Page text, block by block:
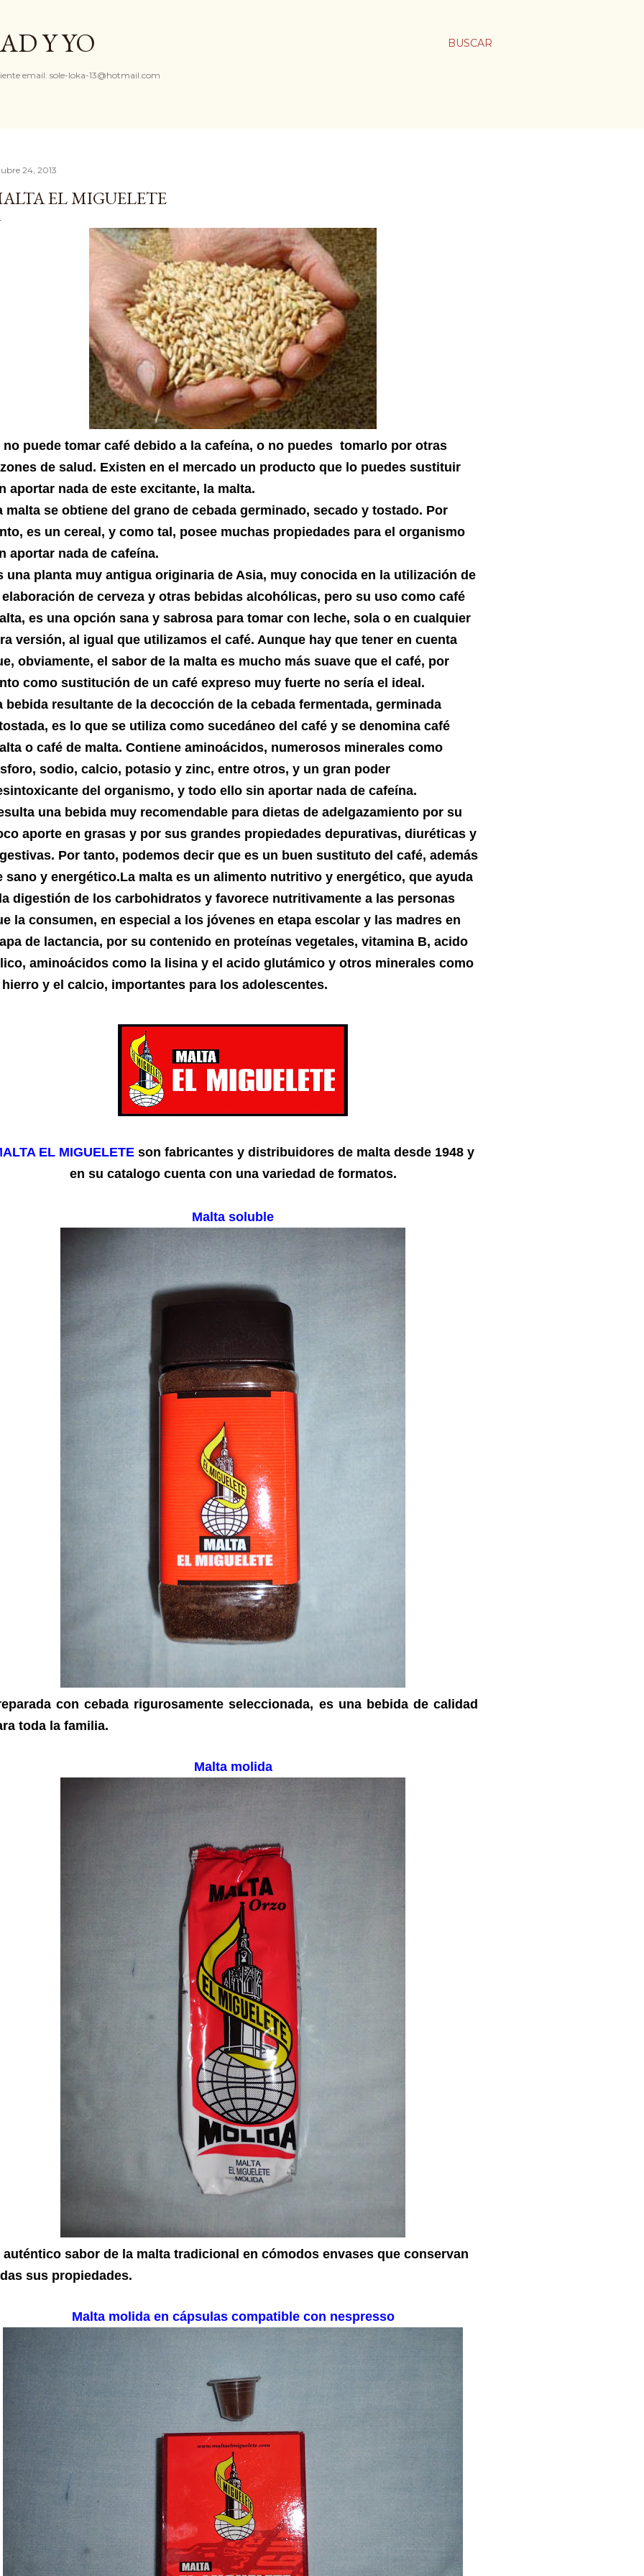
BUSCAR
Y YO
email: sole-loka-13@hotmail.com
24, 2013
EL MIGUELETE
no puede tomar café debido a la cafeína, o no puedes tomarlo por otras
de salud. Existen en el mercado un producto que lo puedes sustituir
aportar nada de este excitante, la malta.
malta se obtiene del grano de cebada germinado, secado y tostado. Por
es un cereal, y como tal, posee muchas propiedades para el organismo
aportar nada de cafeína.
una planta muy antigua originaria de Asia, muy conocida en la utilización de
de cerveza y otras bebidas alcohólicas, pero su uso como café
es una opción sana y sabrosa para tomar con leche, sola o en cualquier
versión, al igual que utilizamos el café. Aunque hay que tener en cuenta
obviamente, el sabor de la malta es mucho más suave que el café, por
como sustitución de un café expreso muy fuerte no sería el ideal.
bebida resultante de la decocción de la cebada fermentada, germinada
es lo que se utiliza como sucedáneo del café y se denomina café
o café de malta. Contiene aminoácidos, numerosos minerales como
sodio, calcio, potasio y zinc, entre otros, y un gran poder
del organismo, y todo ello sin aportar nada de cafeína.
una bebida muy recomendable para dietas de adelgazamiento por su
aporte en grasas y por sus grandes propiedades depurativas, diuréticas y
Por tanto, podemos decir que es un buen sustituto del café, además
sano y energético.La malta es un alimento nutritivo y energético, que ayuda
digestión de los carbohidratos y favorece nutritivamente a las personas
la consumen, en especial a los jóvenes en etapa escolar y las madres en
de lactancia, por su contenido en proteínas vegetales, vitamina B, acido
aminoácidos como la lisina y el acido glutámico y otros minerales como
y el calcio, importantes para los adolescentes.
EL MIGUELETEson fabricantes y distribuidores de malta desde 1948 y
en su catalogo cuenta con una variedad de formatos.
Malta soluble
con cebada rigurosamente seleccionada, es una bebida de calidad
toda la familia.
Malta molida
auténtico sabor de la malta tradicional en cómodos envases que conservan
sus propiedades.
Malta molida en cápsulas compatible con nespresso